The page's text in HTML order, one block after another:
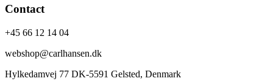
Contact
+45 66 12 14 04
webshop@carlhansen.dk
Hylkedamvej 77 DK-5591 Gelsted, Denmark